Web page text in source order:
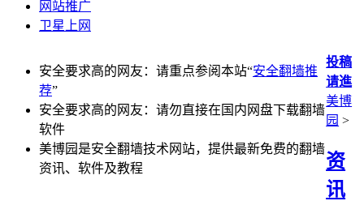
网站推广
卫星上网
安全要求高的网友：请重点参阅本站“安全翻墙推
荐”
安全要求高的网友：请勿直接在国内网盘下载翻墙
软件
美博园是安全翻墙技术网站，提供最新免费的翻墙
资讯、软件及教程
投稿
请進
美博
园 >
资
讯